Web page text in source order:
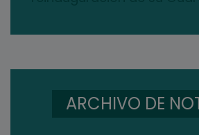
ARCHIVO DE